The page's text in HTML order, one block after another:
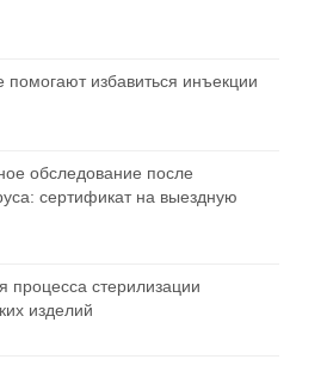
помогают избавиться инъекции
обследование после
сертификат на выездную
процесса стерилизации
изделий